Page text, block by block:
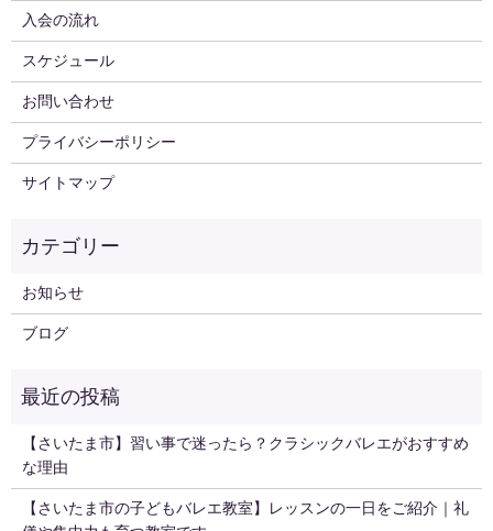
入会の流れ
スケジュール
お問い合わせ
プライバシーポリシー
サイトマップ
お知らせ
ブログ
【さいたま市】習い事で迷ったら？クラシックバレエがおすすめ
な理由
【さいたま市の子どもバレエ教室】レッスンの一日をご紹介｜礼